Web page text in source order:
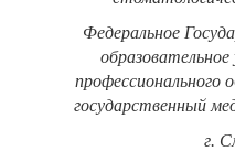
Федеральное
профессионального
государственный
г.